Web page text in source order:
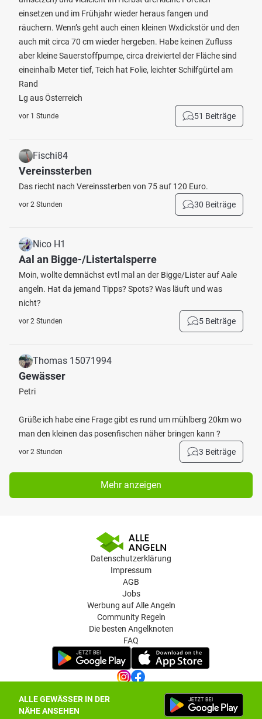
ALLE GEWÄSSER IN DER
NÄHE ANSEHEN
einsetzen und im Frühjahr wieder heraus fangen und
räuchern. Wenn’s geht auch einen kleinen Wxdickstör und den
auch mit circa 70 cm wieder hergeben. Habe keinen Zufluss
aber kleine Sauerstoffpumpe, circa dreiviertel der Fläche sind
eineinhalb Meter tief, Teich hat Folie, leichter Schilfgürtel am
Rand
Lg aus Österreich
vor 1 Stunde 51 Beiträge
Fischi84
Vereinssterben
Das riecht nach Vereinssterben von 75 auf 120 Euro.
vor 2 Stunden 30 Beiträge
Nico H1
Aal an Bigge-/Listertalsperre
Moin, wollte demnächst evtl mal an der Bigge/Lister auf Aale
angeln. Hat da jemand Tipps? Spots? Was läuft und was
nicht?
vor 2 Stunden 5 Beiträge
Thomas 15071994
Gewässer
Petri
Grüße ich habe eine Frage gibt es rund um mühlberg 20km wo
man den kleinen das posenfischen näher bringen kann ?
vor 2 Stunden 3 Beiträge
Mehr anzeigen
Datenschutzerklärung
Impressum
AGB
Jobs
Werbung auf Alle Angeln
Community Regeln
Die besten Angelknoten
FAQ
Datenschutz-Einstellungen